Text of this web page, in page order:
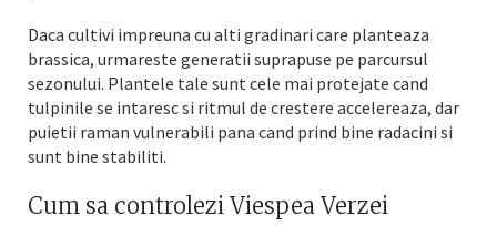
Daca cultivi impreuna cu alti gradinari care planteaza
brassica, urmareste generatii suprapuse pe parcursul
sezonului. Plantele tale sunt cele mai protejate cand
tulpinile se intaresc si ritmul de crestere accelereaza, dar
puietii raman vulnerabili pana cand prind bine radacini si
sunt bine stabiliti.
Cum sa controlezi Viespea Verzei